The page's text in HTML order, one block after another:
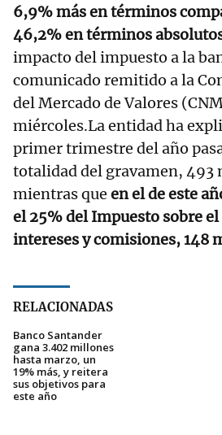
6,9% más en términos
46,2% en términos
impacto del impuesto a la
comunicado remitido a la
del Mercado de Valores
miércoles.La entidad ha
primer trimestre del año
totalidad del gravamen, 493
mientras que en el de este
el 25% del Impuesto sobre
intereses y comisiones, 148
RELACIONADAS
Banco Santander
gana 3.402 millones
hasta marzo, un
19% más, y reitera
sus objetivos para
este año